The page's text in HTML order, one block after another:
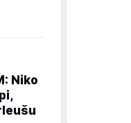
Niko